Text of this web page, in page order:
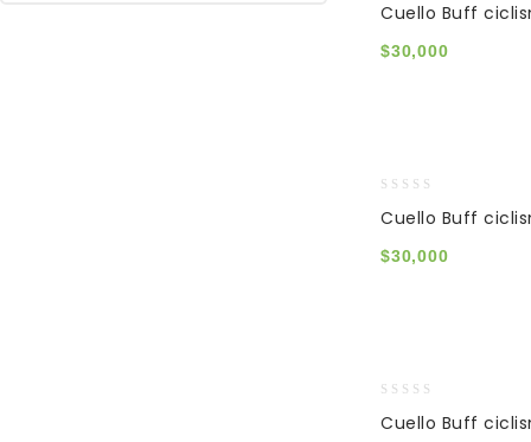
out
of
5
Cuello Buff
$30,000
out
of
5
Cuello Buff
$30,000
out
Cuello Buff